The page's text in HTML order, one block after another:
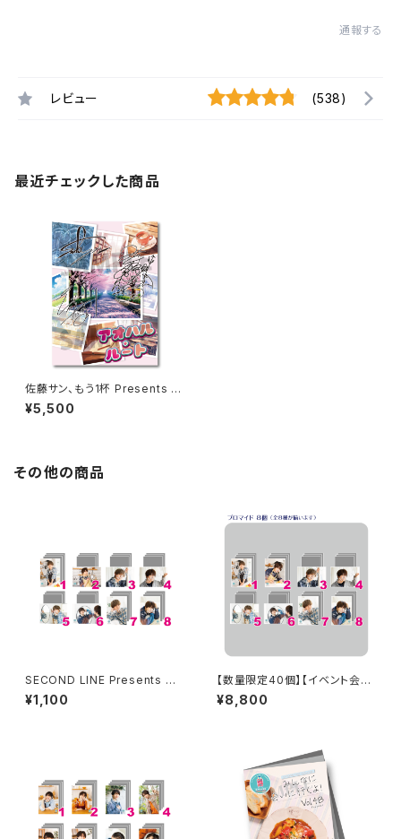
通報する
レビュー (538)
最近チェックした商品
佐藤サン、もう1杯 Presents 佐
藤拓也、40歳のお誕生日会 乙
女ゲーム風CD アオハル・ルート
¥5,500
その他の商品
SECOND LINE Presents み
んなに会いに行くよ! 第47回 in
静岡 ブロマイド ※ランダム販
¥1,100
【数量限定40個】【イベント会場
特典付き】SECOND LINE Pre
sents みんなに会いに行くよ!
¥8,800